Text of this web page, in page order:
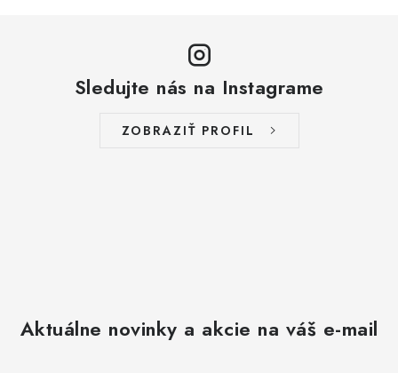
Sledujte nás na Instagrame
ZOBRAZIŤ PROFIL
Aktuálne novinky a akcie na váš e-mail